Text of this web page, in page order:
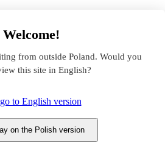
Welcome!
from outside Poland. Would you
this site in English?
to English version
on the Polish version